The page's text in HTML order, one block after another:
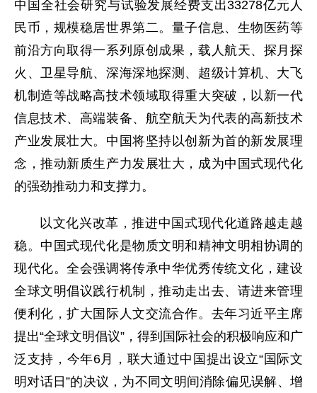
中国全社会研究与试验发展经费支出33278亿元人
民币，规模稳居世界第二。量子信息、生物医药等
前沿方向取得一系列原创成果，载人航天、探月探
火、卫星导航、深海深地探测、超级计算机、大飞
机制造等战略高技术领域取得重大突破，以新一代
信息技术、高端装备、航空航天为代表的高新技术
产业发展壮大。中国将坚持以创新为首的新发展理
念，推动新质生产力发展壮大，成为中国式现代化
的强劲推动力和支撑力。
以文化兴改革，推进中国式现代化道路越走越
稳。中国式现代化是物质文明和精神文明相协调的
现代化。全会强调将传承中华优秀传统文化，建设
全球文明倡议践行机制，推动走出去、请进来管理
便利化，扩大国际人文交流合作。去年习近平主席
提出“全球文明倡议”，得到国际社会的积极响应和广
泛支持，今年6月，联大通过中国提出设立“国际文
明对话日”的决议，为不同文明间消除偏见误解、增